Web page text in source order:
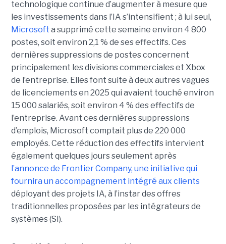
technologique continue d’augmenter à mesure que
les investissements dans l’IA s’intensifient ; à lui seul,
Microsoft a supprimé cette semaine environ 4 800
postes, soit environ 2,1 % de ses effectifs. Ces
dernières suppressions de postes concernent
principalement les divisions commerciales et Xbox
de l’entreprise. Elles font suite à deux autres vagues
de licenciements en 2025 qui avaient touché environ
15 000 salariés, soit environ 4 % des effectifs de
l’entreprise. Avant ces dernières suppressions
d’emplois, Microsoft comptait plus de 220 000
employés. Cette réduction des effectifs intervient
également quelques jours seulement après
l’annonce de Frontier Company, une initiative qui
fournira un accompagnement intégré aux clients
déployant des projets IA, à l’instar des offres
traditionnelles proposées par les intégrateurs de
systèmes (SI).